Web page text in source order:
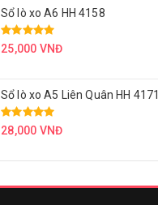
Sổ lò xo A6 HH 4158
25,000 VNĐ
Sổ lò xo A5 Liên Quân HH 4171
28,000 VNĐ